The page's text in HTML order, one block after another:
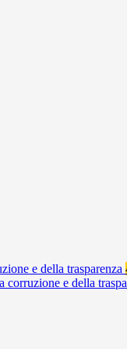
e della trasparenza
corruzione e della